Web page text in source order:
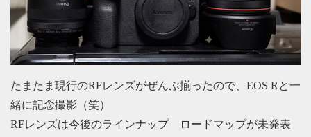
たまたま現行のRFレンズがぜんぶ揃ったので、EOS Rと一
緒に記念撮影（笑）
RFレンズは今後のラインナップ ロードマップが未発表